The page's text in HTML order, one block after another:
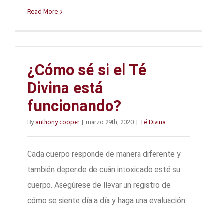
Read More
¿Cómo sé si el Té
Divina está
funcionando?
By anthony cooper | marzo 29th, 2020 | Té Divina
Cada cuerpo responde de manera diferente y
también depende de cuán intoxicado esté su
cuerpo. Asegúrese de llevar un registro de
cómo se siente día a día y haga una evaluación